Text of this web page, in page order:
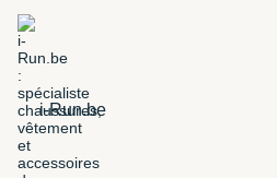
i-Run.be